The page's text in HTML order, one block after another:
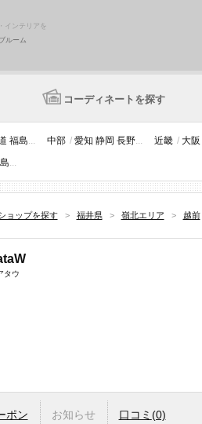
インテリアを
ルーム
コーディネートを探す
福島... 中部 / 愛知 静岡 長野... 近畿 / 大阪
...
ョップを探す > 福井県 > 嶺北エリア > 越前
タウ
ポン お知らせ 口コミ (0)